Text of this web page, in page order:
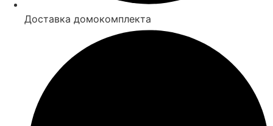
Доставка домокомплекта